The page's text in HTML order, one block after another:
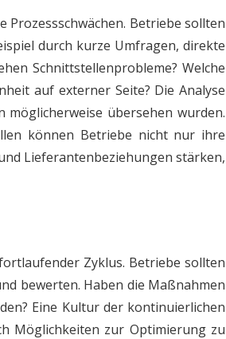
Betriebe sollten
durch kurze Umfragen, direkte
Schnittstellenprobleme? Welche
auf externer Seite? Die Analyse
möglicherweise übersehen wurden.
können Betriebe nicht nur ihre
Lieferantenbeziehungen stärken,
Zyklus. Betriebe sollten
bewerten. Haben die Maßnahmen
Eine Kultur der kontinuierlichen
Möglichkeiten zur Optimierung zu